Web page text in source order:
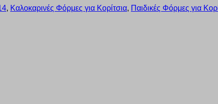
, Καλοκαρινές Φόρμες για Κορίτσια, Παιδικές Φόρμες για